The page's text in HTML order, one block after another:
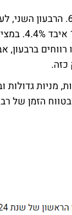
בסיכום חצי שנתי מדד ת"א 125 עלה ב-3.4%
טוב בבורסה בתל אביב.
רווחים
גדולות
הזמן של